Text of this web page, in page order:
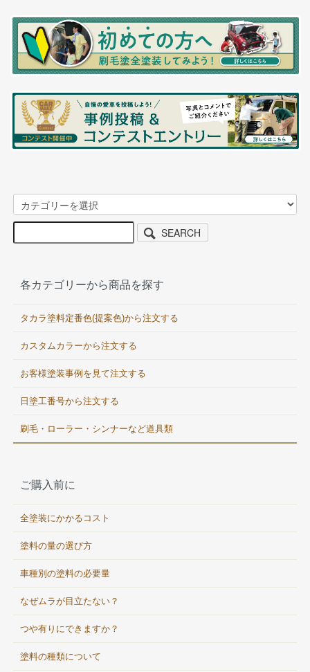
SEARCH
各カテゴリーから商品を探す
タカラ塗料定番色(提案色)から注文する
カスタムカラーから注文する
お客様塗装事例を見て注文する
日塗工番号から注文する
刷毛・ローラー・シンナーなど道具類
ご購入前に
全塗装にかかるコスト
塗料の量の選び方
車種別の塗料の必要量
なぜムラが目立たない？
つや有りにできますか？
塗料の種類について